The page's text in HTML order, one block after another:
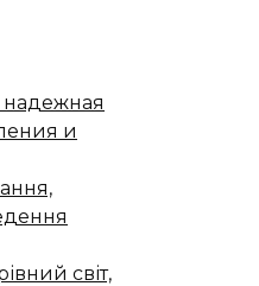
надежная
и
світ,